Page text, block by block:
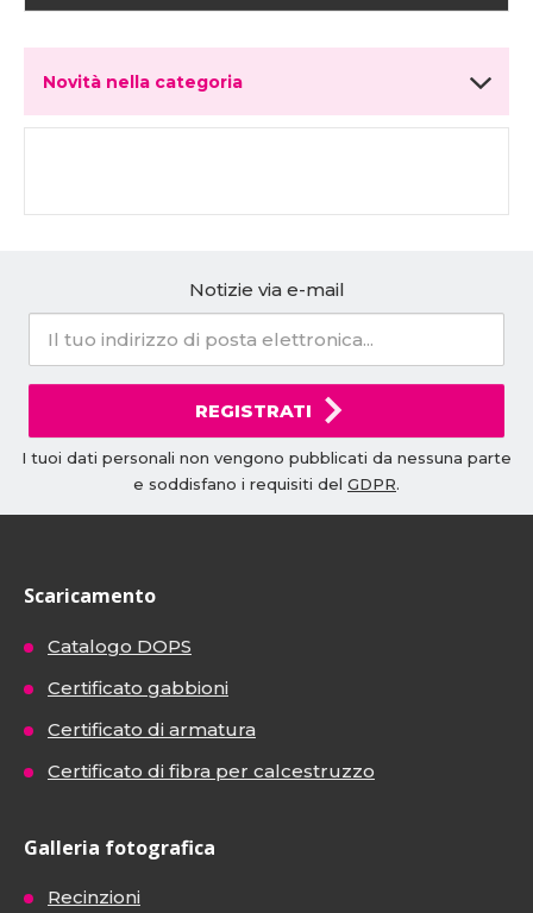
Novità nella categoria
Notizie via e-mail
REGISTRATI
I tuoi dati personali non vengono pubblicati da nessuna parte
e soddisfano i requisiti del GDPR.
Scaricamento
Catalogo DOPS
Certificato gabbioni
Certificato di armatura
Certificato di fibra per calcestruzzo
Galleria fotografica
Recinzioni